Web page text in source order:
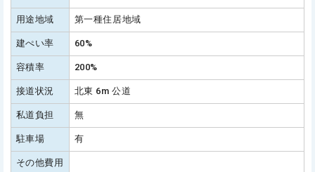
用途地域 第一種住居地域
建ぺい率 60%
容積率 200%
接道状況 北東 6m 公道
私道負担 無
駐車場 有
その他費用